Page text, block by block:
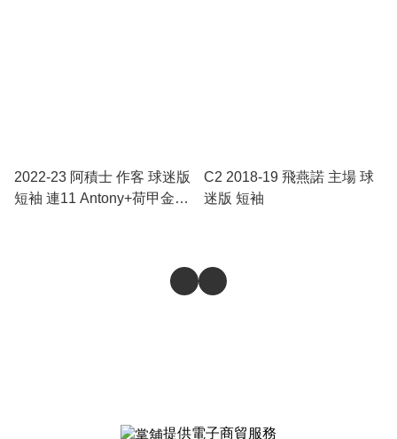
2022-23 阿積士 作客 球迷版
短袖 連11 Antony+荷甲金章
C2 2018-19 飛燕諾 主場 球
迷版 短袖
提供電子商貿服務